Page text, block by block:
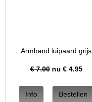
Armband luipaard grijs
€ 7.00nu € 4.95